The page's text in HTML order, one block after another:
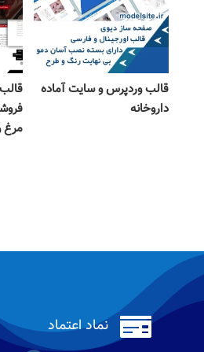
قالب وردپرس و سایت آماده
داروخانه
مرغ
 نماد اعتماد